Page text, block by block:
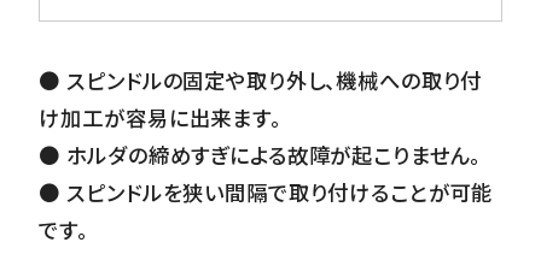
● スピンドルの固定や取り外し、機械への取り付
け加工が容易に出来ます。
● ホルダの締めすぎによる故障が起こりません。
● スピンドルを狭い間隔で取り付けることが可能
です。